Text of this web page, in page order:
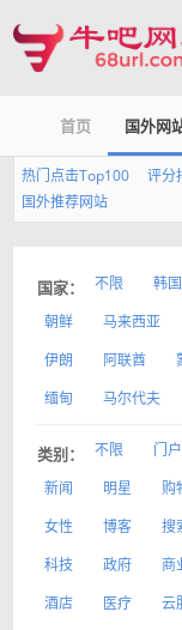
首页 国外网
热门点击Top100 评分
国外推荐网站
国家： 不限 韩国
朝鲜
马来西亚
伊朗
阿联酋
缅甸
马尔代夫
类别： 不限 门户
新闻
明星 购
女性
博客 搜
科技
政府 商
酒店
医疗 云